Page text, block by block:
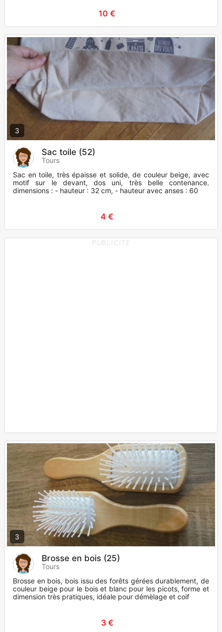
10 €
3
Sac toile (52)
Tours
Sac en toile, très épaisse et solide, de couleur beige, avec
motif sur le devant, dos uni, très belle contenance,
dimensions : - hauteur : 32 cm, - hauteur avec anses : 60
4 €
PUBLICITE
3
Brosse en bois (25)
Tours
Brosse en bois, bois issu des forêts gérées durablement, de
couleur beige pour le bois et blanc pour les picots, forme et
dimension très pratiques, idéale pour démèlage et coif
3 €